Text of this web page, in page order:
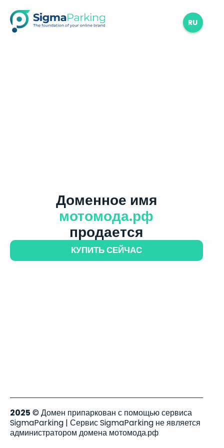
RU
Доменное имя
мотомода.рф
продается
КУПИТЬ СЕЙЧАС
2025 © Домен припаркован с помощью сервиса
SigmaParking | Сервис SigmaParking не является
администратором домена мотомода.рф